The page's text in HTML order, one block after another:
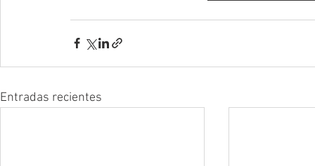
Entradas recientes